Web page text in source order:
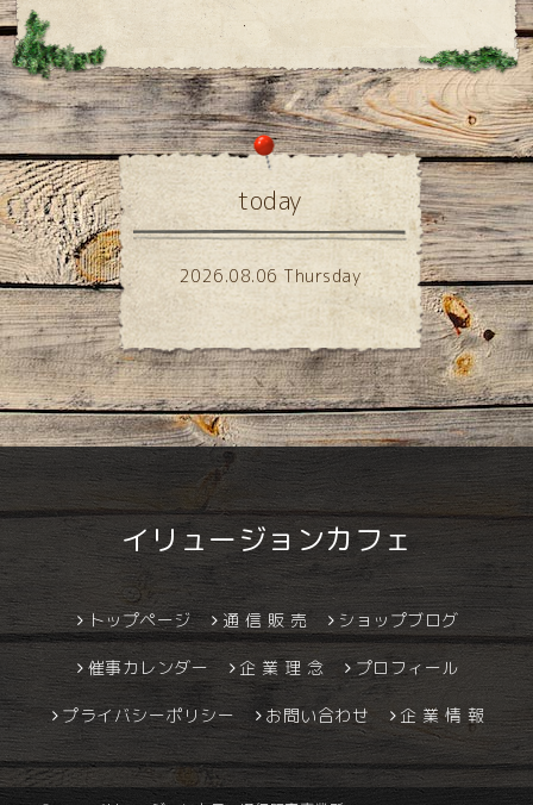
today
2026.08.06 Thursday
イリュージョンカフェ
トップページ 通 信 販 売 ショップブログ
催事カレンダー 企 業 理 念 プロフィール
プライバシーポリシー お問い合わせ 企 業 情 報